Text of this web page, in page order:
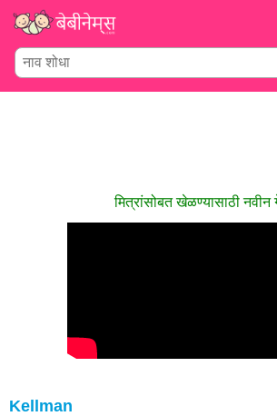
मित्रांसोबत खेळण्यासाठी नवीन
Kellman